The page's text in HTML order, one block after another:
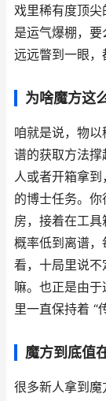
戏里稀有度顶
是运气爆棚，
远远瞥到一眼，
为啥魔方这
咱就是说，物
谱的获取方法
人或者开箱拿
的博士任务。
房，接着在工
概率低到离谱
看，十局里说
嘛。也正是由
里一直保持着 “
魔方到底值
很多新人拿到